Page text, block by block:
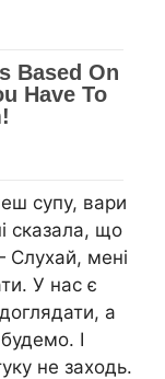
супу, вари
сказала, що
мені
У нас є
а
І
не заходь.